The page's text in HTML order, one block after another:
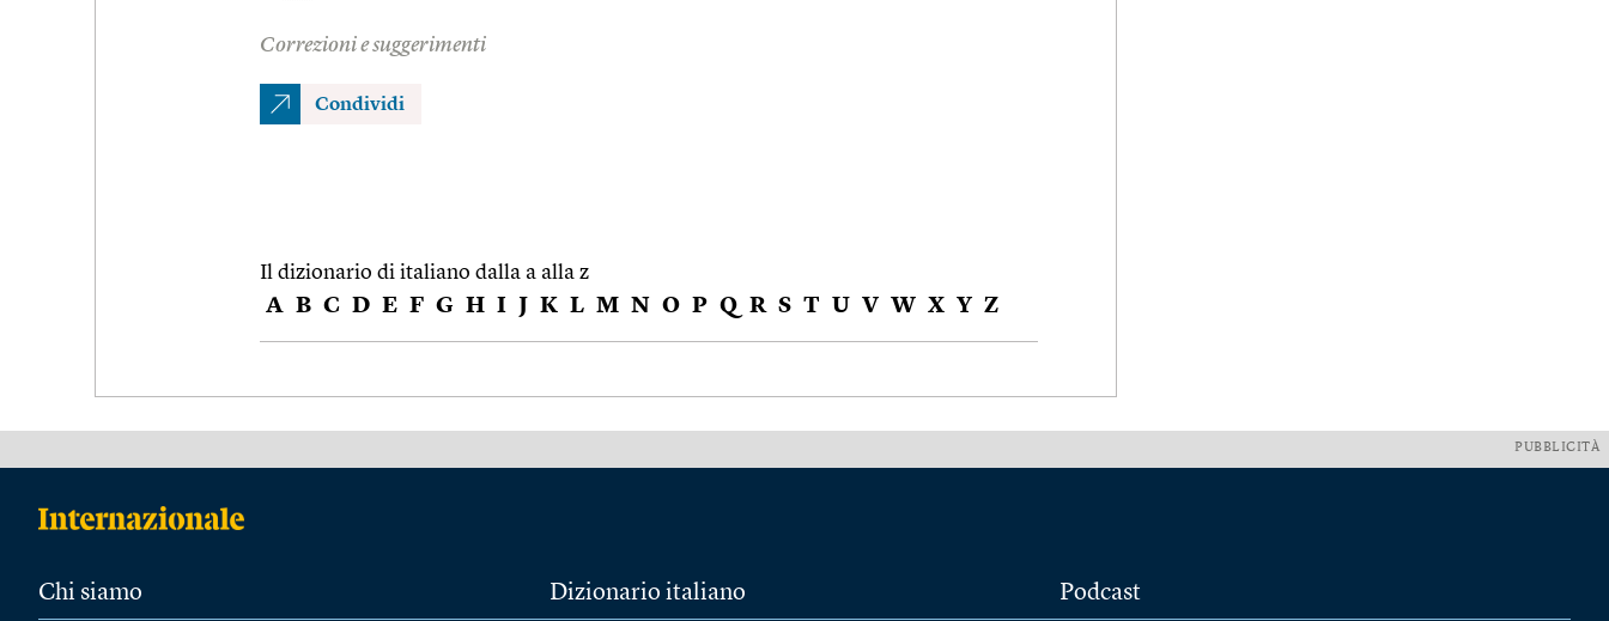
Correzioni e suggerimenti
Condividi
Il dizionario di italiano dalla a alla z
A B C D E F G H I J K L M N O P Q R S T U V W X Y Z
PUBBLICITÀ
Chi siamo Dizionario italiano Podcast